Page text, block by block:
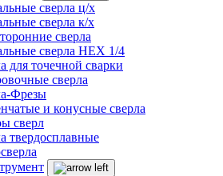
сверла ц/х
сверла к/х
сверла
сверла HEX 1/4
для точечной сварки
сверла
Фрезы
и конусные сверла
сверл
твердосплавные